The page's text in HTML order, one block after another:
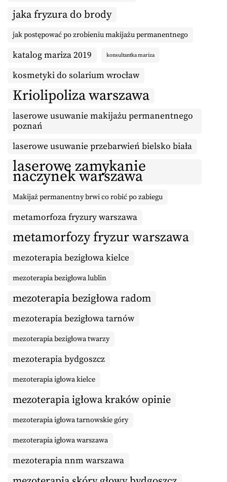
jaka fryzura do brody
jak postępować po zrobieniu makijażu permanentnego
katalog mariza 2019 konsultantka mariza
kosmetyki do solarium wrocław
Kriolipoliza warszawa
laserowe usuwanie makijażu permanentnego
poznań
laserowe usuwanie przebarwień bielsko biała
laserowe zamykanie
naczynek warszawa
Makijaż permanentny brwi co robić po zabiegu
metamorfoza fryzury warszawa
metamorfozy fryzur warszawa
mezoterapia bezigłowa kielce
mezoterapia bezigłowa lublin
mezoterapia bezigłowa radom
mezoterapia bezigłowa tarnów
mezoterapia bezigłowa twarzy
mezoterapia bydgoszcz
mezoterapia igłowa kielce
mezoterapia igłowa kraków opinie
mezoterapia igłowa tarnowskie góry
mezoterapia igłowa warszawa
mezoterapia nnm warszawa